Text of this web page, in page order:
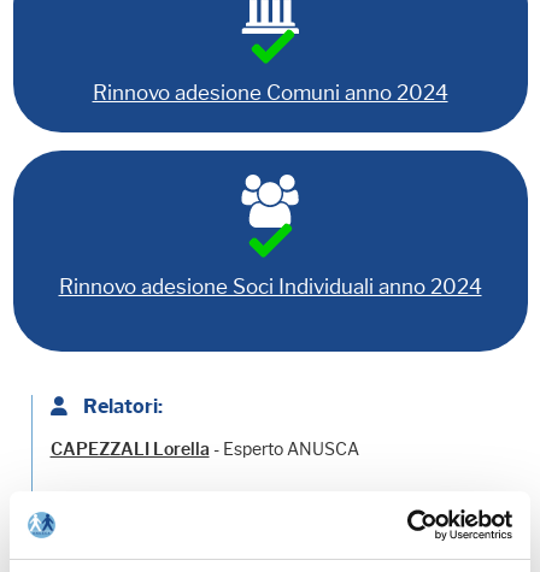
Rinnovo adesione Comuni anno 2024
Rinnovo adesione Soci Individuali anno 2024
Relatori:
CAPEZZALI Lorella - Esperto ANUSCA